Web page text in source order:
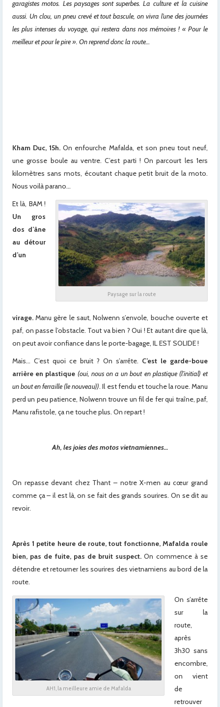
garagistes motos. Les paysages sont superbes. La culture et la cuisine
aussi. Un clou, un pneu crevé et tout bascule, on vivra l’une des journées
les plus intenses du voyage, qui restera dans nos mémoires ! « Pour le
meilleur et pour le pire ». On reprend donc la route…
Kham Duc, 15h. On enfourche Mafalda, et son pneu tout neuf,
une grosse boule au ventre. C’est parti ! On parcourt les 1ers
kilomètres sans mots, écoutant chaque petit bruit de la moto.
Nous voilà parano…
Paysage sur la route
Et là, BAM !
Un gros
dos d’âne
au détour
d’un
virage. Manu gère le saut, Nolwenn s’envole, bouche ouverte et
paf, on passe l’obstacle. Tout va bien ? Oui ! Et autant dire que là,
on peut avoir confiance dans le porte-bagage, IL EST SOLIDE !
Mais… C’est quoi ce bruit ? On s’arrête. C’est le garde-boue
arrière en plastique (oui, nous on a un bout en plastique (l’initial) et
un bout en ferraille (le nouveau)). Il est fendu et touche la roue. Manu
perd un peu patience, Nolwenn trouve un fil de fer qui traîne, paf,
Manu rafistole, ça ne touche plus. On repart !
Ah, les joies des motos vietnamiennes…
On repasse devant chez Thant – notre X-men au cœur grand
comme ça – il est là, on se fait des grands sourires. On se dit au
revoir.
Après 1 petite heure de route, tout fonctionne, Mafalda roule
bien, pas de fuite, pas de bruit suspect. On commence à se
détendre et retourner les sourires des vietnamiens au bord de la
route.
AH1, la meilleure amie de Mafalda
On s’arrête
sur la
route,
après
3h30 sans
encombre,
on vient
de
retrouver